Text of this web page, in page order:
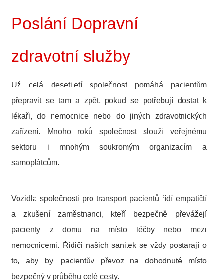
Poslání Dopravní
zdravotní služby
Už celá desetiletí společnost pomáhá pacientům
přepravit se tam a zpět, pokud se potřebují dostat k
lékaři, do nemocnice nebo do jiných zdravotnických
zařízení. Mnoho roků společnost slouží veřejnému
sektoru i mnohým soukromým organizacím a
samoplátcům.
Vozidla společnosti pro transport pacientů řídí empatičtí
a zkušení zaměstnanci, kteří bezpečně převážejí
pacienty z domu na místo léčby nebo mezi
nemocnicemi. Řidiči našich sanitek se vždy postarají o
to, aby byl pacientův převoz na dohodnuté místo
bezpečný v průběhu celé cesty.